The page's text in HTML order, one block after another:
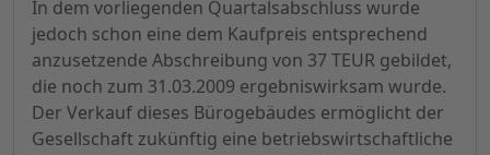
In dem vorliegenden Quartalsabschluss wurde
jedoch schon eine dem Kaufpreis entsprechend
anzusetzende Abschreibung von 37 TEUR gebildet,
die noch zum 31.03.2009 ergebniswirksam wurde.
Der Verkauf dieses Bürogebäudes ermöglicht der
Gesellschaft zukünftig eine betriebswirtschaftliche